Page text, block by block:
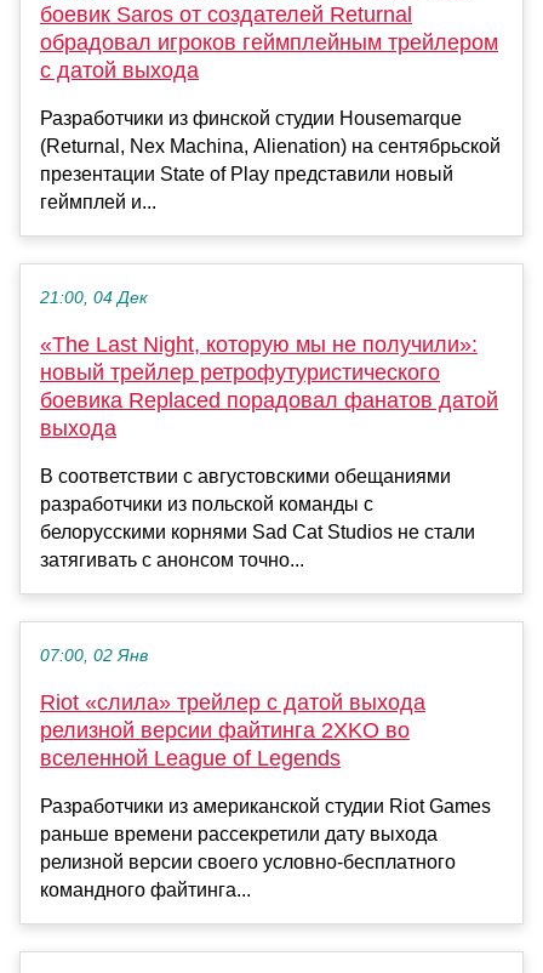
боевик Saros от создателей Returnal
обрадовал игроков геймплейным трейлером
с датой выхода
Разработчики из финской студии Housemarque
(Returnal, Nex Machina, Alienation) на сентябрьской
презентации State of Play представили новый
геймплей и...
21:00, 04 Дек
«The Last Night, которую мы не получили»:
новый трейлер ретрофутуристического
боевика Replaced порадовал фанатов датой
выхода
В соответствии с августовскими обещаниями
разработчики из польской команды с
белорусскими корнями Sad Cat Studios не стали
затягивать с анонсом точно...
07:00, 02 Янв
Riot «слила» трейлер с датой выхода
релизной версии файтинга 2XKO во
вселенной League of Legends
Разработчики из американской студии Riot Games
раньше времени рассекретили дату выхода
релизной версии своего условно-бесплатного
командного файтинга...